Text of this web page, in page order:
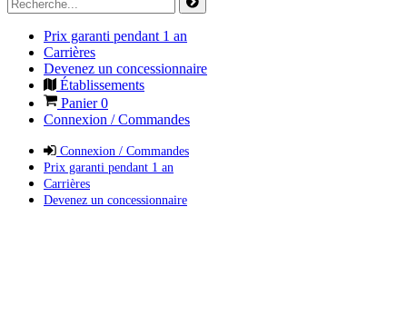
Prix garanti pendant 1 an
Carrières
Devenez un concessionnaire
Établissements
Panier0
Connexion / Commandes
Connexion / Commandes
Prix garanti pendant 1 an
Carrières
Devenez un concessionnaire